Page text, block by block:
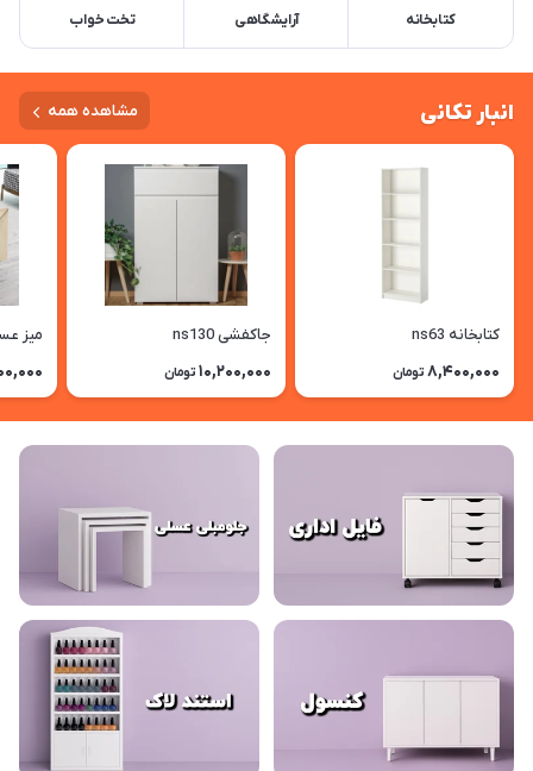
کتابخانه آرایشگاهی تخت خواب
انبار تکانی مشاهده همه
کتابخانه ns63
8,400,000 تومان
جاکفشی ns130
10,200,000 تومان
میز